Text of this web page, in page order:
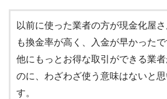
以前に使った業者の方が現金化屋さ
も換金率が高く、入金が早かったで
他にもっとお得な取引ができる業者
のに、わざわざ使う意味はないと思
す。